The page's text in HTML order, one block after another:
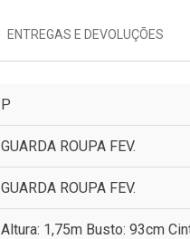
ENTREGAS E DEVOLUÇÕES
P
GUARDA ROUPA FEV.
GUARDA ROUPA FEV.
Altura: 1,75m Busto: 93cm